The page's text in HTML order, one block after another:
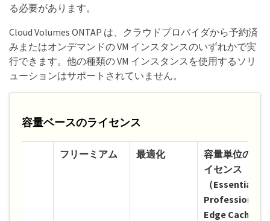
る必要があります。
Cloud Volumes ONTAP は、クラウドプロバイダから予約済
みまたはオンデマンドの VM インスタンスのいずれかで実
行できます。他の種類の VM インスタンスを使用するソリ
ューションはサポートされていません。
容量ベースのライセンス
フリーミアム 最適化
容量単位のラ
イセンス
（Essentials、
Professional、
Edge Cache）